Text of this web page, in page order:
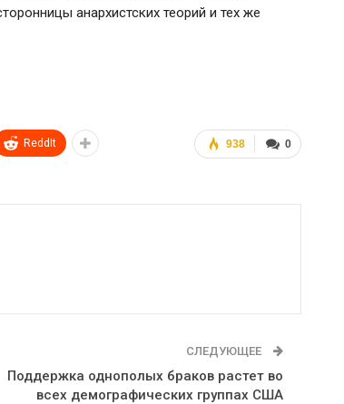
анархистских теорий и тех же
0
938
ReddIt
СЛЕДУЮЩЕЕ
Поддержка однополых браков растет во
всех демографических группах США